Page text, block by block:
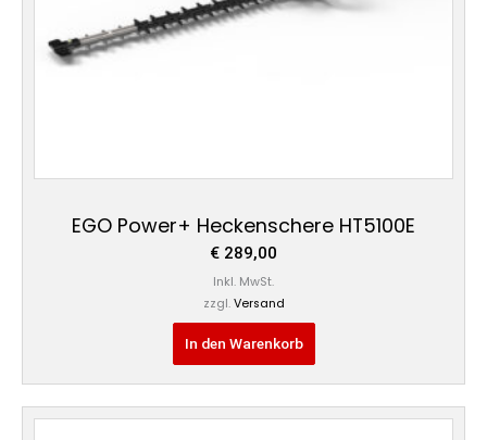
EGO Power+ Heckenschere HT5100E
€ 289,00
Inkl. MwSt.
zzgl. Versand
In den Warenkorb